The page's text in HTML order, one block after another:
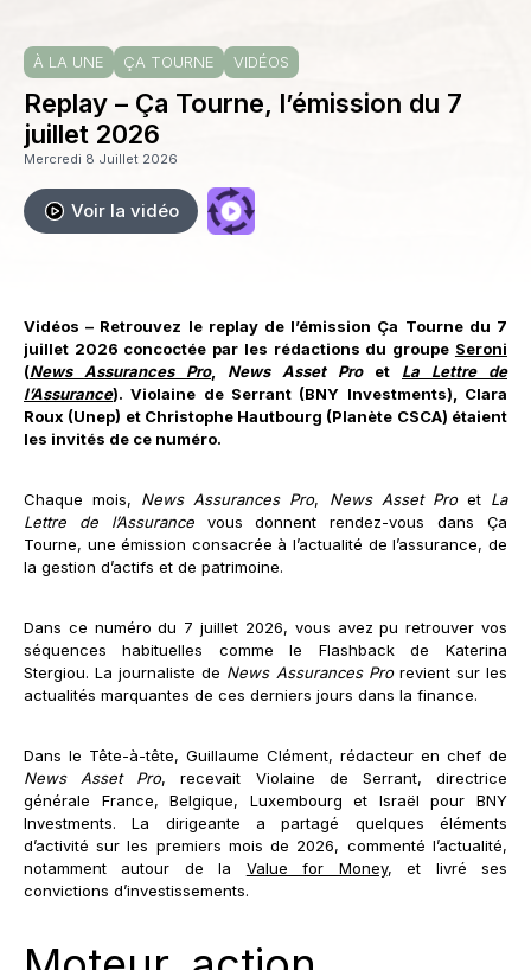
À LA UNE ÇA TOURNE VIDÉOS
Replay – Ça Tourne, l’émission du 7
juillet 2026
Mercredi 8 Juillet 2026
Voir la vidéo
Vidéos – Retrouvez le replay de l’émission Ça Tourne du 7
juillet 2026 concoctée par les rédactions du groupe Seroni
(News Assurances Pro, News Asset Proet La Lettre de
l’Assurance). Violaine de Serrant (BNY Investments), Clara
Roux (Unep) et Christophe Hautbourg (Planète CSCA) étaient
les invités de ce numéro.
Chaque mois, News Assurances Pro, News Asset Proet La
Lettre de l’Assurancevous donnent rendez-vous dans Ça
Tourne, une émission consacrée à l’actualité de l’assurance, de
la gestion d’actifs et de patrimoine.
Dans ce numéro du 7 juillet 2026, vous avez pu retrouver vos
séquences habituelles comme le Flashback de Katerina
Stergiou. La journaliste de News Assurances Prorevient sur les
actualités marquantes de ces derniers jours dans la finance.
Dans le Tête-à-tête, Guillaume Clément, rédacteur en chef de
News Asset Pro, recevait Violaine de Serrant, directrice
générale France, Belgique, Luxembourg et Israël pour BNY
Investments. La dirigeante a partagé quelques éléments
d’activité sur les premiers mois de 2026, commenté l’actualité,
notamment autour de la Value for Money, et livré ses
convictions d’investissements.